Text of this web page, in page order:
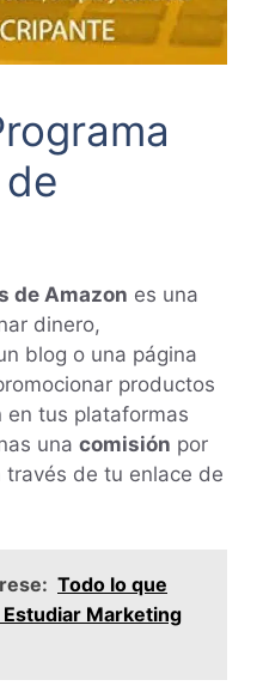
de Amazon es una
dinero,
blog o una página
productos
en tus plataformas
una comisión por
de tu enlace de
Todo lo que
Marketing